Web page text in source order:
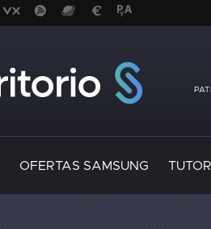
OFERTAS SAMSUNG